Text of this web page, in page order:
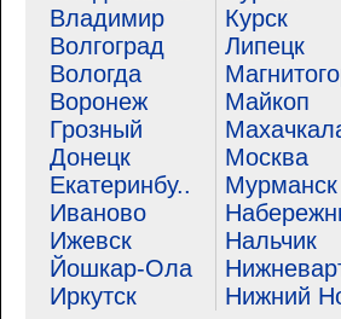
Владимир
Волгоград
Вологда
Воронеж
Грозный
Донецк
Екатеринбу..
Иваново
Ижевск
Йошкар-Ола
Иркутск
Курск
Липецк
Майкоп
Москва
Мурманск
Нальчик
Нижний